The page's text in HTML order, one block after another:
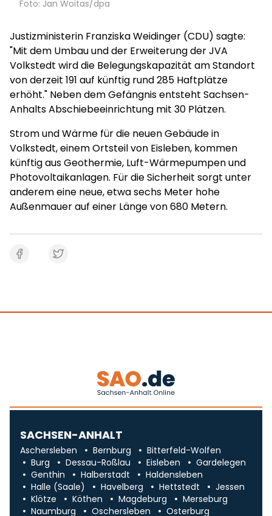
Foto: Jan Woitas/dpa
Justizministerin Franziska Weidinger (CDU) sagte:
"Mit dem Umbau und der Erweiterung der JVA
Volkstedt wird die Belegungskapazität am Standort
von derzeit 191 auf künftig rund 285 Haftplätze
erhöht." Neben dem Gefängnis entsteht Sachsen-
Anhalts Abschiebeeinrichtung mit 30 Plätzen.
Strom und Wärme für die neuen Gebäude in
Volkstedt, einem Ortsteil von Eisleben, kommen
künftig aus Geothermie, Luft-Wärmepumpen und
Photovoltaikanlagen. Für die Sicherheit sorgt unter
anderem eine neue, etwa sechs Meter hohe
Außenmauer auf einer Länge von 680 Metern.
SACHSEN-ANHALT
Aschersleben Bernburg
Bitterfeld-Wolfen
Burg
Dessau-Roßlau Eisleben
Gardelegen
Genthin
Halberstadt
Haldensleben
Halle (Saale)
Havelberg Hettstedt
Jessen
Klötze
Köthen Magdeburg
Merseburg
Naumburg
Oschersleben Osterburg